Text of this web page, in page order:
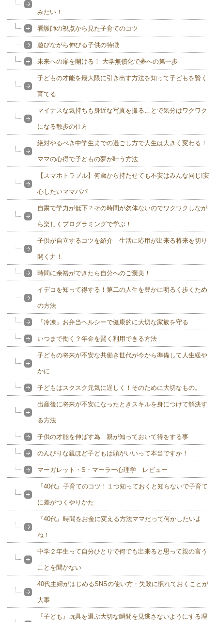
みたい！
看護師の視点から見た子育てのコツ
遊びながら伸びる子供の特徴
未来への扉を開ける！ 大学無償化で夢への第一歩
子どもの才能を最大限に引き出す方法を知って子どもを賢く
育てる
マイナスな気持ちも身近な写真を撮ることで気分はワクワク
になる散歩の仕方
絶対やるべき中学生までの過ごし方で人生は大きく変わる！
ママの心得で子どもの夢が叶う方法
【スマホトラブル】何歳から持たせても不安はみんな同じ!安
心したいママパパ
自粛で学力が低下？その時間が勿体ないのでワクワクしなが
ら楽しくプログラミングで学ぶ！
子供が自立するコツを紹介 生活に応用が出来る将来を切り
開く力！
時間に余裕ができたら自分へのご褒美！
イデコを知って得する！第二の人生を豊かに明るく歩くため
の方法
『冷凍』お弁当ヘルシーで健康的に大切な家族を守る
いつまで働く？年金を賢く利用できる方法
子どもの将来が不安な共働き世代が今から準備して人生緩や
かに
子どもはスクスク元気に逞しく！そのために大切なもの。
出産後に将来が不安になったときスキルを身につけて解決す
る方法
子供の才能を伸ばす為 親が知っておいて得をする事
のんびりな親ほど子どもは頭がいいって本当ですか！
マーガレット・S・マーラー心理学 レビュー
『40代』子育てのコツ！１つ知っておくと知らないで子育て
に差がつくやりかた
『40代』時間をお金に変える方法ママだって何かしたいよ
ね！
中学２年生って自分ひとりで何でも出来ると思って親の言う
ことを聞かない
40代主婦がはじめるSNSの使い方・失敗に慣れておくことが
大事
『子ども』玩具を選ぶ大切な瞬間を見逃さないようにする理